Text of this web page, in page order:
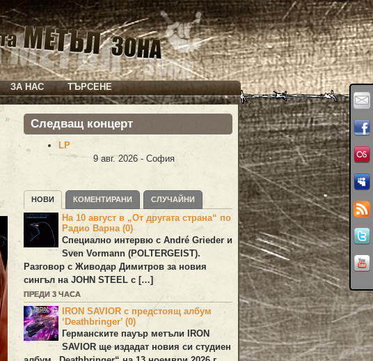
ЗА НАС ТЪРСЕНЕ
» Следващ концерт
LP
9 авг. 2026 - София
НОВИ КОМЕНТИРАНИ СЛУЧАЙНИ
На 10 август в „От другата страна“ по
Радио Варна (0)
Специално интервю с André Grieder и
Sven Vormann (POLTERGEIST).
Разговор с Живодар Димитров за новия
сингъл на JOHN STEEL с […]
ПРЕДИ 3 ЧАСА
IRON SAVIOR с предстоящ албум
‘Deathbringer’ (0)
Германските пауър метъли
IRON
SAVIOR ще издадат новия си студиен